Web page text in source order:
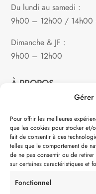
Gérer
Pour offrir les meilleures
que les cookies pour stocker et/
fait de consentir à ces
telles que le comportement de
de ne pas consentir ou de
sur certaines caractéristiques et
Fonctionnel
Du lundi au samedi :
9h00 – 12h00 / 14h00
Dimanche & JF :
9h00 – 12h00
À PROPOS
Notre philosophie
Contact
Partenaire de: